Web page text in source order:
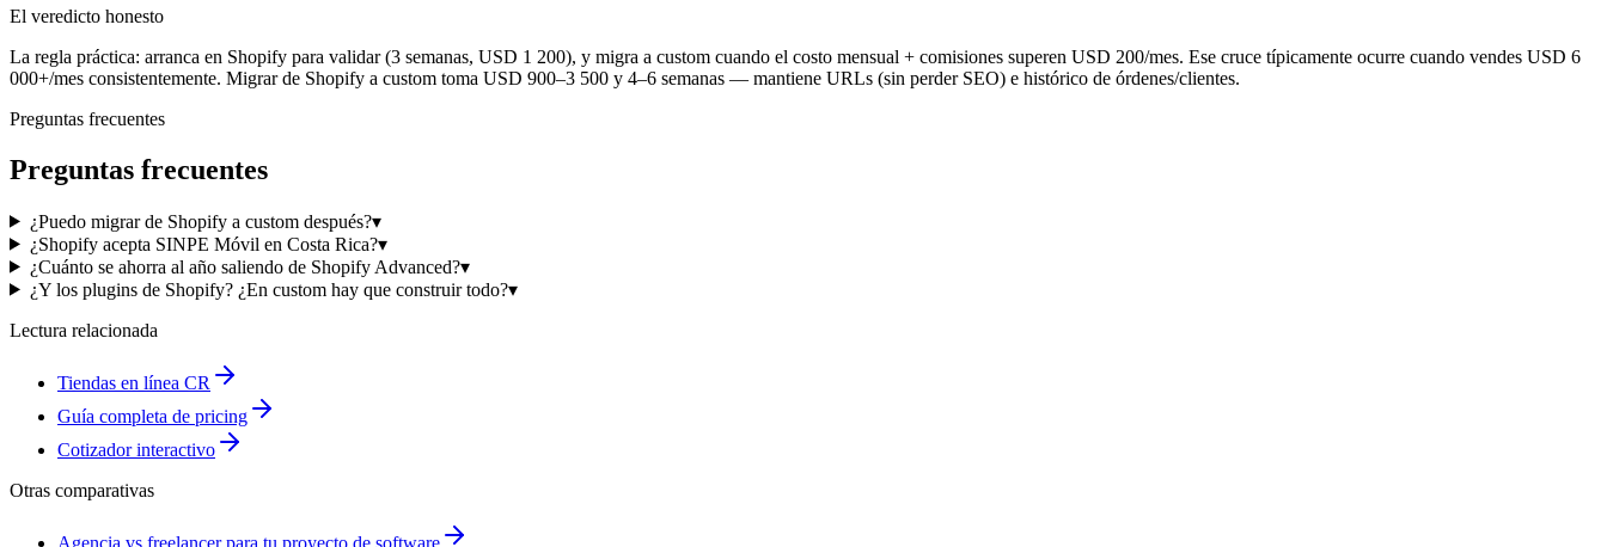
El veredicto honesto
La regla práctica: arranca en Shopify para validar (3 semanas, USD 1 200), y migra a custom cuando el costo mensual + comisiones superen USD 200/mes. Ese cruce típicamente ocurre cuando vendes USD 6
000+/mes consistentemente. Migrar de Shopify a custom toma USD 900–3 500 y 4–6 semanas — mantiene URLs (sin perder SEO) e histórico de órdenes/clientes.
Preguntas frecuentes
Preguntas frecuentes
¿Puedo migrar de Shopify a custom después?▾
¿Shopify acepta SINPE Móvil en Costa Rica?▾
¿Cuánto se ahorra al año saliendo de Shopify Advanced?▾
¿Y los plugins de Shopify? ¿En custom hay que construir todo?▾
Lectura relacionada
Tiendas en línea CR
Guía completa de pricing
Cotizador interactivo
Otras comparativas
Agencia vs freelancer para tu proyecto de software